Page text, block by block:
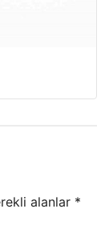
alanlar *